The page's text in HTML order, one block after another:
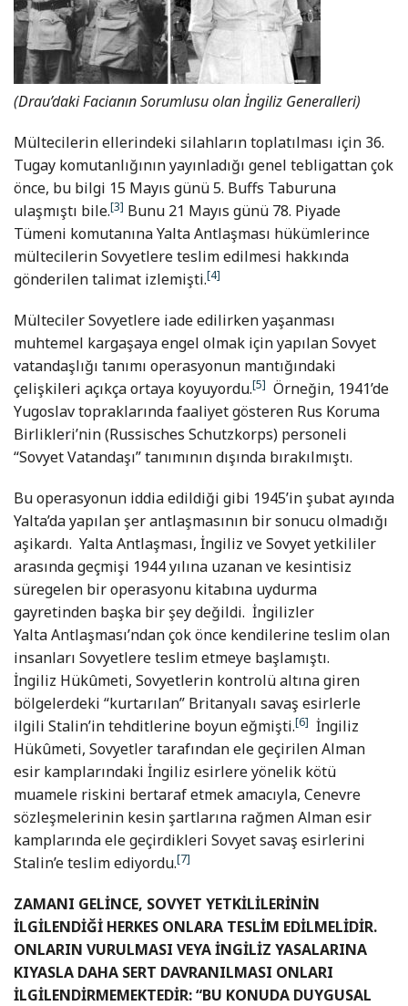
(Drau’daki Facianın Sorumlusu olan İngiliz Generalleri)
Mültecilerin ellerindeki silahların toplatılması için 36.
Tugay komutanlığının yayınladığı genel tebligattan çok
önce, bu bilgi 15 Mayıs günü 5. Buffs Taburuna
ulaşmıştı bile.[3] Bunu 21 Mayıs günü 78. Piyade
Tümeni komutanına Yalta Antlaşması hükümlerince
mültecilerin Sovyetlere teslim edilmesi hakkında
gönderilen talimat izlemişti.[4]
Mülteciler Sovyetlere iade edilirken yaşanması
muhtemel kargaşaya engel olmak için yapılan Sovyet
vatandaşlığı tanımı operasyonun mantığındaki
çelişkileri açıkça ortaya koyuyordu.[5] Örneğin, 1941’de
Yugoslav topraklarında faaliyet gösteren Rus Koruma
Birlikleri’nin (Russisches Schutzkorps) personeli
“Sovyet Vatandaşı” tanımının dışında bırakılmıştı.
Bu operasyonun iddia edildiği gibi 1945’in şubat ayında
Yalta’da yapılan şer antlaşmasının bir sonucu olmadığı
aşikardı. Yalta Antlaşması, İngiliz ve Sovyet yetkililer
arasında geçmişi 1944 yılına uzanan ve kesintisiz
süregelen bir operasyonu kitabına uydurma
gayretinden başka bir şey değildi. İngilizler
Yalta Antlaşması’ndan çok önce kendilerine teslim olan
insanları Sovyetlere teslim etmeye başlamıştı.
İngiliz Hükûmeti, Sovyetlerin kontrolü altına giren
bölgelerdeki “kurtarılan” Britanyalı savaş esirlerle
ilgili Stalin’in tehditlerine boyun eğmişti.[6] İngiliz
Hükûmeti, Sovyetler tarafından ele geçirilen Alman
esir kamplarındaki İngiliz esirlere yönelik kötü
muamele riskini bertaraf etmek amacıyla, Cenevre
sözleşmelerinin kesin şartlarına rağmen Alman esir
kamplarında ele geçirdikleri Sovyet savaş esirlerini
Stalin’e teslim ediyordu.[7]
ZAMANI GELİNCE, SOVYET YETKİLİLERİNİN
İLGİLENDİĞİ HERKES ONLARA TESLİM EDİLMELİDİR.
ONLARIN VURULMASI VEYA İNGİLİZ YASALARINA
KIYASLA DAHA SERT DAVRANILMASI ONLARI
İLGİLENDİRMEMEKTEDİR: “BU KONUDA DUYGUSAL